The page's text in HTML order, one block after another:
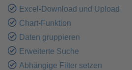
Excel-Download und Upload
Chart-Funktion
Daten gruppieren
Erweiterte Suche
Abhängige Filter setzen